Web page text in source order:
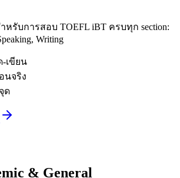
รับการสอบ TOEFL iBT ครบทุก section:
Writing
เขียน
นจริง
ด
& General